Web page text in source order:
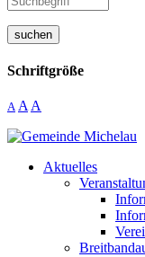
suchen
Schriftgröße
A A A
Aktuelles